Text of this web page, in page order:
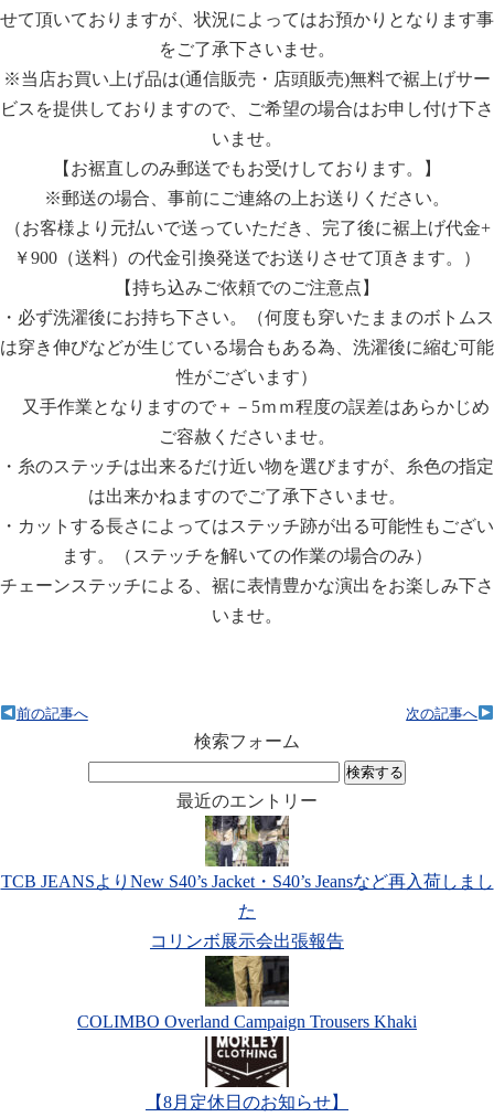
せて頂いておりますが、状況によってはお預かりとなります事
をご了承下さいませ。
※当店お買い上げ品は(通信販売・店頭販売)無料で裾上げサー
ビスを提供しておりますので、ご希望の場合はお申し付け下さ
いませ。
【お裾直しのみ郵送でもお受けしております。】
※郵送の場合、事前にご連絡の上お送りください。
（お客様より元払いで送っていただき、完了後に裾上げ代金+
￥900（送料）の代金引換発送でお送りさせて頂きます。）
【持ち込みご依頼でのご注意点】
・必ず洗濯後にお持ち下さい。（何度も穿いたままのボトムス
は穿き伸びなどが生じている場合もある為、洗濯後に縮む可能
性がございます）
又手作業となりますので＋－5ｍｍ程度の誤差はあらかじめ
ご容赦くださいませ。
・糸のステッチは出来るだけ近い物を選びますが、糸色の指定
は出来かねますのでご了承下さいませ。
・カットする長さによってはステッチ跡が出る可能性もござい
ます。（ステッチを解いての作業の場合のみ）
チェーンステッチによる、裾に表情豊かな演出をお楽しみ下さ
いませ。
次の記事へ
前の記事へ
検索フォーム
最近のエントリー
TCB JEANSよりNew S40’s Jacket・S40’s Jeansなど再入荷しまし
た
コリンボ展示会出張報告
COLIMBO Overland Campaign Trousers Khaki
【8月定休日のお知らせ】